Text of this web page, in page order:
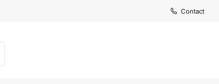
Contact